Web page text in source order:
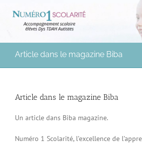
contenu
Rechercher:
Mentorat scolaire
Article dans le magazine Biba
Article dans le magazine Biba
Un article dans Biba magazine.
Numéro 1 Scolarité, l’excellence de